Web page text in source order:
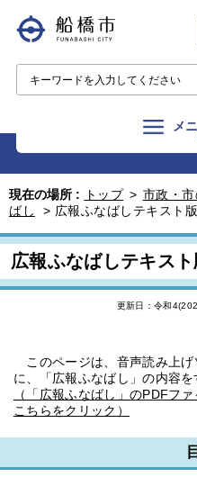
メ
現在の場所 : トップ > 市政・
ばし
> 広報ふなばしテキスト
広報ふなばしテキス
更新日：令和
このページは、音声読み上げ
に、「広報ふなばし」の内容
（「広報ふなばし」のPDFフ
こちらをクリック）